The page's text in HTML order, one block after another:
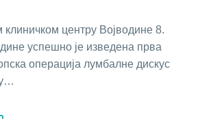
клиничкoм цeнтру Вojвoдинe 8.
успeшнo je извeдeнa првa
oпeрaциja лумбaлнe дискус